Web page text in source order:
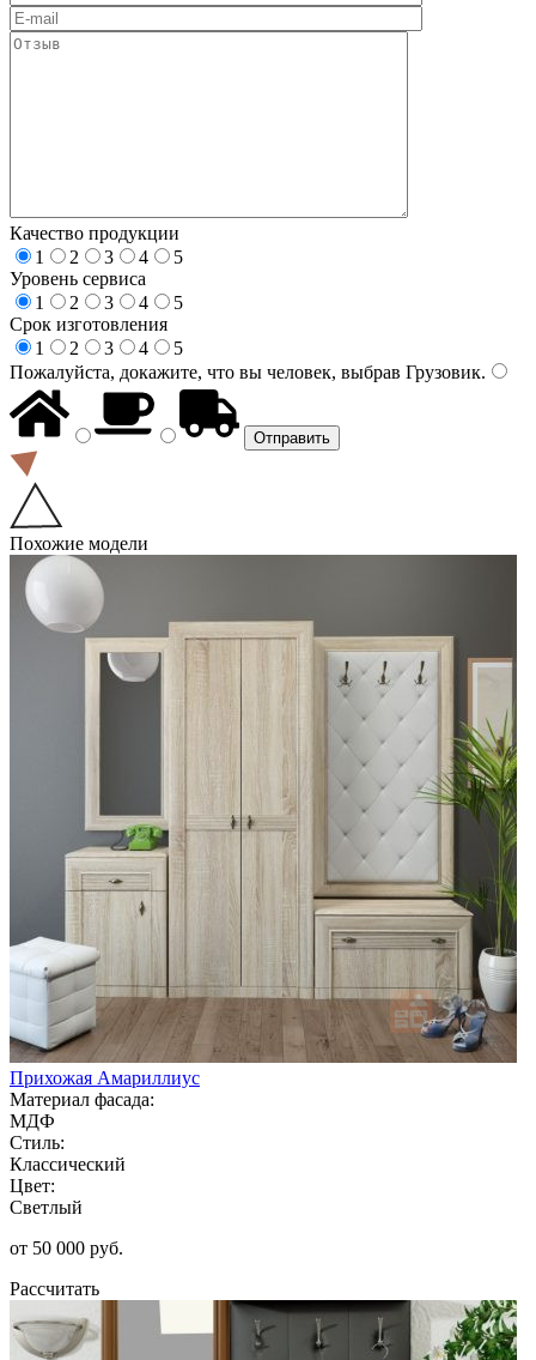
Качество продукции
1
2 3 4
5
Уровень сервиса
1
2 3 4
5
Срок изготовления
1
2 3 4
5
Пожалуйста, докажите, что вы человек, выбрав Грузовик.
Похожие модели
Прихожая Амариллиус
Материал фасада:
МДФ
Стиль:
Классический
Цвет:
Светлый
от 50 000 руб.
Рассчитать